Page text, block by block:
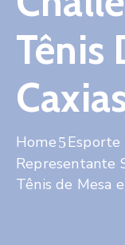
Tênis
Home
Esporte
Representante
Tênis de Mesa